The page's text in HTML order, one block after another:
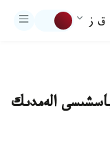
ق ز
الەمدىك